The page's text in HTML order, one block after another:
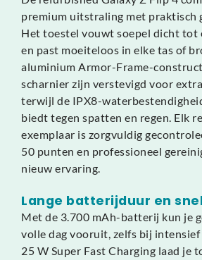
premium uitstraling met praktisch
Het toestel vouwt soepel dicht tot
en past moeiteloos in elke tas of
aluminium Armor-Frame-
scharnier zijn verstevigd voor
terwijl de IPX8-
biedt tegen spatten en regen. Elk
exemplaar is zorgvuldig
50 punten en professioneel
nieuw ervaring.
Lange batterijduur en
Met de 3.700 mAh-batterij kun je
volle dag vooruit, zelfs bij
25 W Super Fast Charging laad je